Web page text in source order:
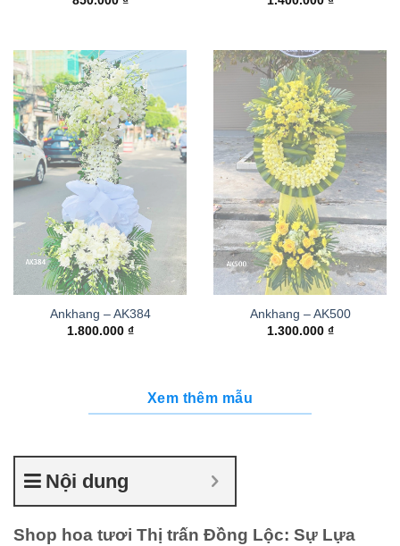
Ankhang – AK384
1.800.000 ₫
Ankhang – AK500
1.300.000 ₫
Xem thêm mẫu
Nội dung
Shop hoa tươi Thị trấn Đồng Lộc: Sự Lựa